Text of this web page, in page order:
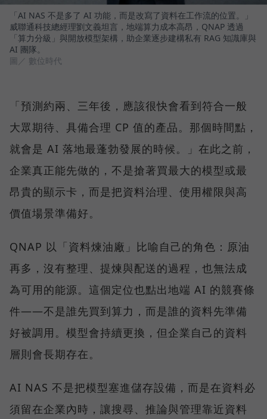
「AI NAS 不是多了 AI 功能，而是改寫了資料在工作流的位置。」
威聯通科技總經理劉文義坦言，地端算力成本高昂，QNAP 透過
「算力分級」與開放模型架構，助企業逐步建構私有 RAG 知識庫與
AI 團隊。
圖／ 數位時代
「預測約兩、三年後，應該很快會看到符合一般
大眾期待、具備合理 CP 值的產品。那個時間點，
就會是 AI 落地最蓬勃發展的時候。」在此之前，
企業真正能先做的，不是搶著買最大的模型或最
昂貴的顯示卡，而是把資料治理、使用權限與高
價值場景準備好。
QNAP 以「資料煉油廠」比喻自己的角色：原油
再多，沒有整理、提煉與配送的過程，也無法成
為可用的能源。這個定位也點出地端 AI 的競賽條
件——不是誰先買到算力，而是誰的資料先準備
好被調用。模型會持續更換，但企業自己的資料
層則會長期存在。
AI NAS 不是把模型塞進儲存設備，而是在資料必
須留在企業內時，讓搜尋、推論與管理靠近資料